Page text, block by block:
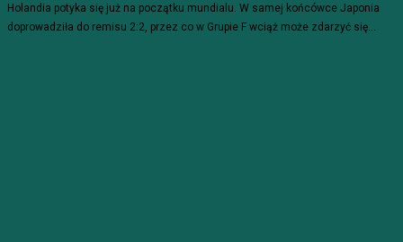
Holandia potyka się już na początku mundialu. W samej końcówce Japonia
doprowadziła do remisu 2:2, przez co w Grupie F wciąż może zdarzyć się...